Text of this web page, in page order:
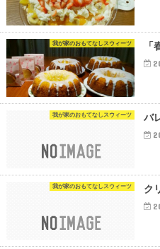
我が家のおもてなしスウィーツ
我が家のおもてなしスウィーツ バ
我が家のおもてなしスウィーツ ク